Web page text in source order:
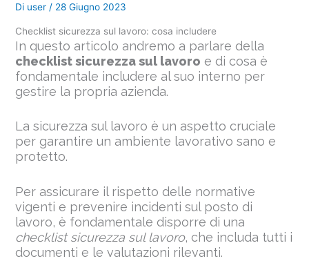
Di user / 28 Giugno 2023
Checklist sicurezza sul lavoro: cosa includere
In questo articolo andremo a parlare della
checklist sicurezza sul lavoro e di cosa è
fondamentale includere al suo interno per
gestire la propria azienda.
La sicurezza sul lavoro è un aspetto cruciale
per garantire un ambiente lavorativo sano e
protetto.
Per assicurare il rispetto delle normative
vigenti e prevenire incidenti sul posto di
lavoro, è fondamentale disporre di una
checklist sicurezza sul lavoro, che includa tutti i
documenti e le valutazioni rilevanti.